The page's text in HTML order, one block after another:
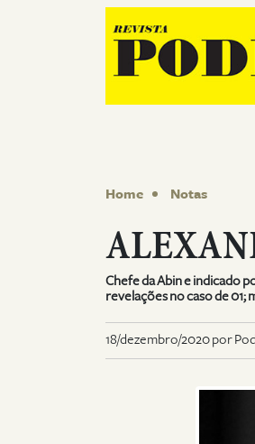
Home Notas
Chefe da Abin e indicado
revelações no caso de 01;
18/dezembro/2020 por